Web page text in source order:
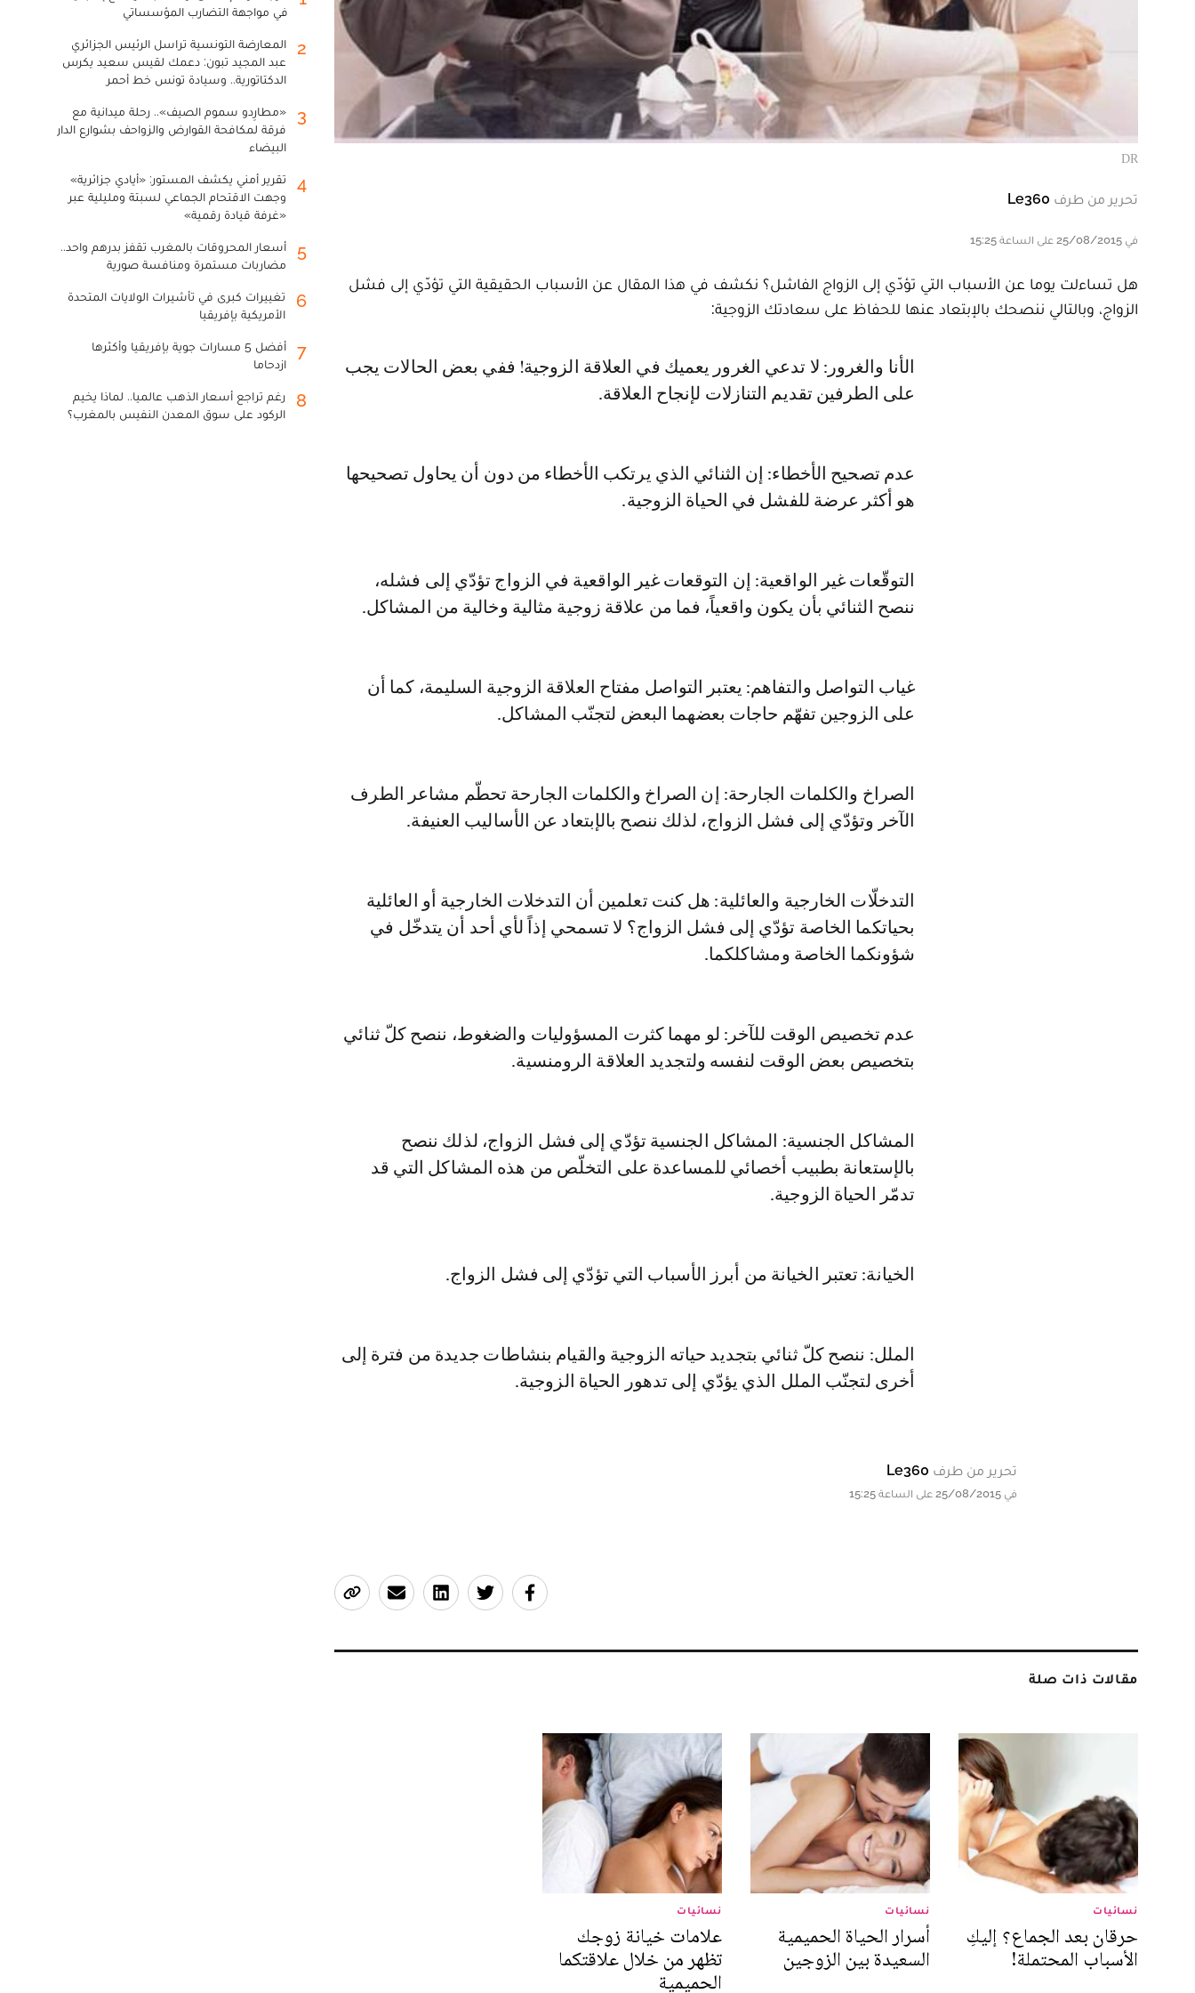
DR
تحرير من طرف Le360
في 25/08/2015 على الساعة 15:25
هل تساءلت يوما عن الأسباب التي تؤدّي إلى الزواج الفاشل؟ نكشف في هذا المقال عن الأسباب الحقيقية التي تؤدّي إلى فشل
الزواج، وبالتالي ننصحك بالإبتعاد عنها للحفاظ على سعادتك الزوجية:
على الطرفين تقديم التنازلات لإنجاح العلاقة.
عدم تصحيح الأخطاء: إن الثنائي الذي يرتكب الأخطاء من دون أن يحاول تصحيحها
هو أكثر عرضة للفشل في الحياة الزوجية.
التوقّعات غير الواقعية: إن التوقعات غير الواقعية في الزواج تؤدّي إلى فشله،
ننصح الثنائي بأن يكون واقعياً، فما من علاقة زوجية مثالية وخالية من المشاكل.
غياب التواصل والتفاهم: يعتبر التواصل مفتاح العلاقة الزوجية السليمة، كما أن
على الزوجين تفهّم حاجات بعضهما البعض لتجنّب المشاكل.
الصراخ والكلمات الجارحة: إن الصراخ والكلمات الجارحة تحطّم مشاعر الطرف
الآخر وتؤدّي إلى فشل الزواج، لذلك ننصح بالإبتعاد عن الأساليب العنيفة.
التدخلّات الخارجية والعائلية: هل كنت تعلمين أن التدخلات الخارجية أو العائلية
بحياتكما الخاصة تؤدّي إلى فشل الزواج؟ لا تسمحي إذاً لأي أحد أن يتدخّل في
شؤونكما الخاصة ومشاكلكما.
عدم تخصيص الوقت للآخر: لو مهما كثرت المسؤوليات والضغوط، ننصح كلّ ثنائي
بتخصيص بعض الوقت لنفسه ولتجديد العلاقة الرومنسية.
المشاكل الجنسية: المشاكل الجنسية تؤدّي إلى فشل الزواج، لذلك ننصح
بالإستعانة بطبيب أخصائي للمساعدة على التخلّص من هذه المشاكل التي قد
تدمّر الحياة الزوجية.
الخيانة: تعتبر الخيانة من أبرز الأسباب التي تؤدّي إلى فشل الزواج.
الملل: ننصح كلّ ثنائي بتجديد حياته الزوجية والقيام بنشاطات جديدة من فترة إلى
أخرى لتجنّب الملل الذي يؤدّي إلى تدهور الحياة الزوجية.
تحرير من طرف Le360
في 25/08/2015 على الساعة 15:25
مقالات ذات صلة
نسائيات
حرقان بعد الجماع؟ إليكِ
الأسباب المحتملة!
نسائيات
أسرار الحياة الحميمية
السعيدة بين الزوجين
نسائيات
علامات خيانة زوجك
تظهر من خلال علاقتكما
الحميمية
في مواجهة التضارب المؤسساتي
2
المعارضة التونسية تراسل الرئيس الجزائري
عبد المجيد تبون: دعمك لقيس سعيد يكرس
الدكتاتورية.. وسيادة تونس خط أحمر
3
«مطارِدو سموم الصيف».. رحلة ميدانية مع
فرقة لمكافحة القوارض والزواحف بشوارع الدار
البيضاء
4
تقرير أمني يكشف المستور: «أيادي جزائرية»
وجهت الاقتحام الجماعي لسبتة ومليلية عبر
«غرفة قيادة رقمية»
5
أسعار المحروقات بالمغرب تقفز بدرهم واحد..
مضاربات مستمرة ومنافسة صورية
6
تغييرات كبرى في تأشيرات الولايات المتحدة
الأمريكية بإفريقيا
7
أفضل 5 مسارات جوية بإفريقيا وأكثرها
ازدحاما
8
رغم تراجع أسعار الذهب عالميا.. لماذا يخيم
الركود على سوق المعدن النفيس بالمغرب؟